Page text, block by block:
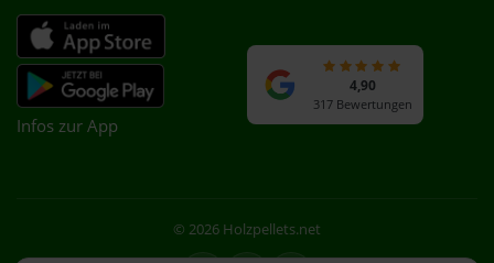
Infos zur App
4,90
317 Bewertungen
© 2026 Holzpellets.net